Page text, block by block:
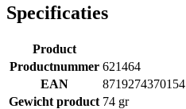
Specificaties
Product
Productnummer 621464
EAN
8719274370154
Gewicht product 74 gr